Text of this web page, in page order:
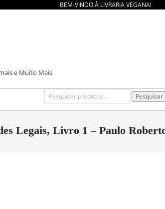
BEM-VINDO À LIVRARIA VEGANA!
e Muito Mais
Pesquisar
por:
Pesquisar
Legais, Livro 1 – Paulo